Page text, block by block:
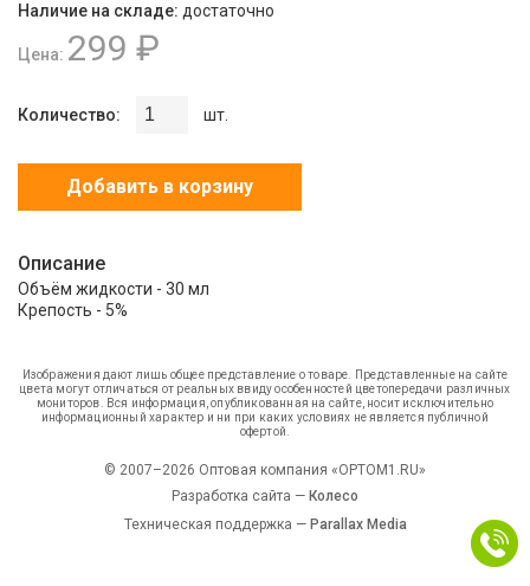
Наличие на складе: достаточно
Цена: 299 ₽
Количество: шт.
Добавить в корзину
Описание
Объём жидкости - 30 мл
Крепость - 5%
Изображения дают лишь общее представление о товаре. Представленные на сайте
цвета могут отличаться от реальных ввиду особенностей цветопередачи различных
мониторов. Вся информация, опубликованная на сайте, носит исключительно
информационный характер и ни при каких условиях не является публичной
офертой.
© 2007–2026 Оптовая компания «OPTOM1.RU»
Разработка сайта — Колесо
Техническая поддержка — Parallax Media